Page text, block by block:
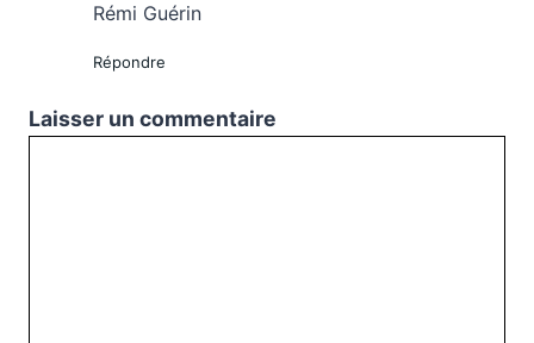
Rémi Guérin
Répondre
Laisser un commentaire